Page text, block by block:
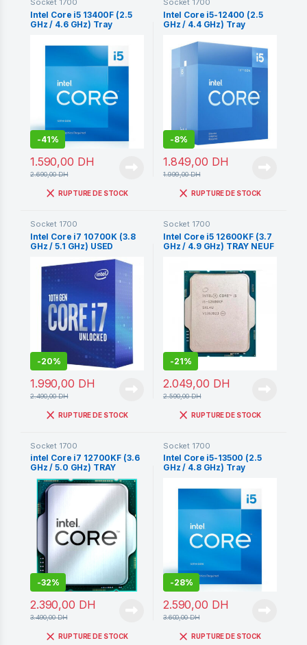
Socket 1700
Intel Core i5 13400F (2.5
GHz / 4.6 GHz) Tray
-41%
1.590,00 DH
2.690,00DH
RUPTURE DE STOCK
Socket 1700
Intel Core i5-12400 (2.5
GHz / 4.4 GHz) Tray
-8%
1.849,00 DH
1.999,00DH
RUPTURE DE STOCK
Socket 1700
Intel Core i7 10700K (3.8
GHz / 5.1 GHz) USED
-20%
1.990,00 DH
2.490,00DH
RUPTURE DE STOCK
Socket 1700
Intel Core i5 12600KF (3.7
GHz / 4.9 GHz) TRAY NEUF
-21%
2.049,00 DH
2.590,00DH
RUPTURE DE STOCK
Socket 1700
intel Core i7 12700KF (3.6
GHz / 5.0 GHz) TRAY
-32%
2.390,00 DH
3.490,00DH
RUPTURE DE STOCK
Socket 1700
Intel Core i5-13500 (2.5
GHz / 4.8 GHz) Tray
-28%
2.590,00 DH
3.600,00DH
RUPTURE DE STOCK